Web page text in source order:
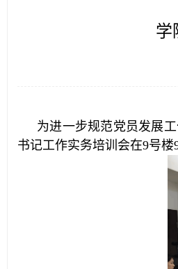
学
为进一步规范党员发展
书记工作实务培训会在9号